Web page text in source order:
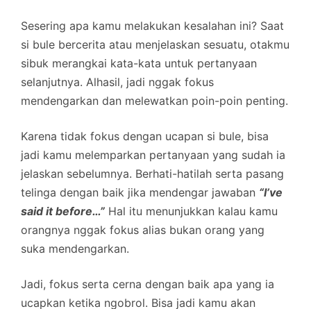
Sesering apa kamu melakukan kesalahan ini? Saat
si bule bercerita atau menjelaskan sesuatu, otakmu
sibuk merangkai kata-kata untuk pertanyaan
selanjutnya. Alhasil, jadi nggak fokus
mendengarkan dan melewatkan poin-poin penting.
Karena tidak fokus dengan ucapan si bule, bisa
jadi kamu melemparkan pertanyaan yang sudah ia
jelaskan sebelumnya. Berhati-hatilah serta pasang
telinga dengan baik jika mendengar jawaban “I’ve
said it before…” Hal itu menunjukkan kalau kamu
orangnya nggak fokus alias bukan orang yang
suka mendengarkan.
Jadi, fokus serta cerna dengan baik apa yang ia
ucapkan ketika ngobrol. Bisa jadi kamu akan